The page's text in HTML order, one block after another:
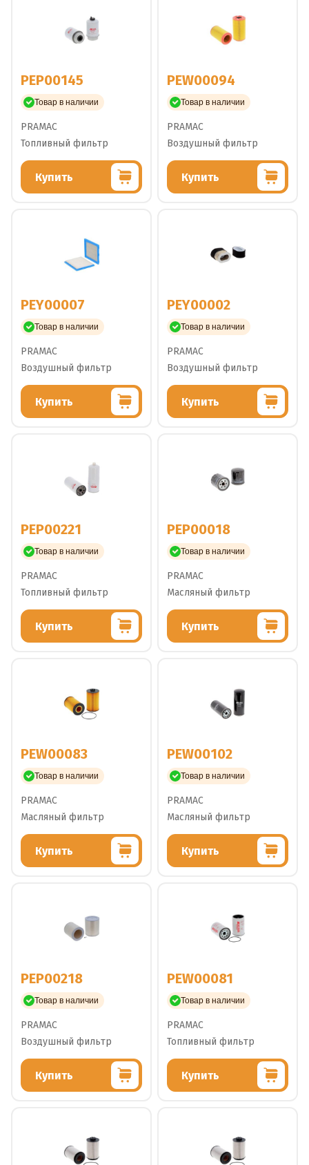
PEP00145
Товар в наличии
PRAMAC
Топливный фильтр
Купить
PEW00094
Товар в наличии
PRAMAC
Воздушный фильтр
Купить
PEY00007
Товар в наличии
PRAMAC
Воздушный фильтр
Купить
PEY00002
Товар в наличии
PRAMAC
Воздушный фильтр
Купить
PEP00221
Товар в наличии
PRAMAC
Топливный фильтр
Купить
PEP00018
Товар в наличии
PRAMAC
Масляный фильтр
Купить
PEW00083
Товар в наличии
PRAMAC
Масляный фильтр
Купить
PEW00102
Товар в наличии
PRAMAC
Масляный фильтр
Купить
PEP00218
Товар в наличии
PRAMAC
Воздушный фильтр
Купить
PEW00081
Товар в наличии
PRAMAC
Топливный фильтр
Купить